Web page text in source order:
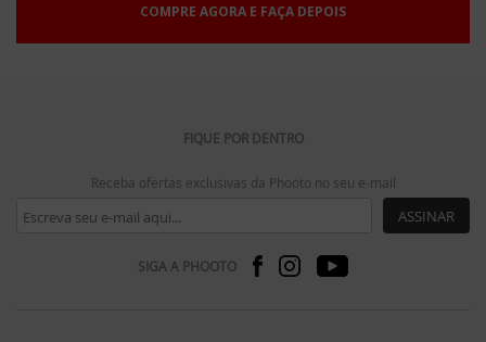
COMPRE AGORA E FAÇA DEPOIS
FIQUE POR DENTRO
Receba ofertas exclusivas da Phooto no seu e-mail
ASSINAR
SIGA A PHOOTO